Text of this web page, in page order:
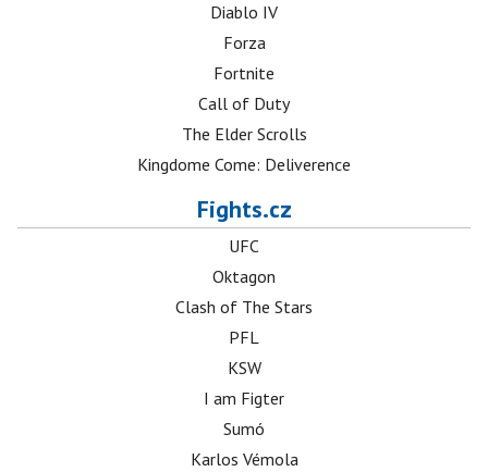
Diablo IV
Forza
Fortnite
Call of Duty
The Elder Scrolls
Kingdome Come: Deliverence
Fights.cz
UFC
Oktagon
Clash of The Stars
PFL
KSW
I am Figter
Sumó
Karlos Vémola